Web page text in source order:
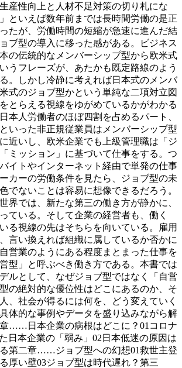
産性向上と人材不足対策の切り札にな
といえば数年前までは長時間労働の是正
たが、労働時間の短縮が急速に進んだ結
ブ型の導入に移った感がある。ビジネス
の伝統的なメンバーシップ型から欧米式
うフレーズが、あたかも既定路線のよう
。しかし冷静に考えれば日本式のメンバ
式のジョブ型かという単純な二項対立図
とらえる視線をゆがめているかがわかる
本人労働者のほぼ四割を占めるパート、
いった非正規従業員はメンバーシップ型
近いし、欧米企業でも上級管理職は「ジ
ミッション」に基づいて仕事をする。つ
イトやインターネット経由で単発の仕事
カーの労働条件を見たら、ジョブ型の未
でないことは容易に想像できるだろう。
界では、新たな第三の働き方が静かに、
ている。そして企業の経営者も、働く
る視線の先はそちらを向いている。雇用
言い換えれば組織に属しているか否かに
営業のようにある程度まとまった仕事を
型」と呼ぶべき働き方である。本書では
ルとして、なぜジョブ型ではなく「自営
の絶対的な優位性はどこにあるのか、そ
、社会が得るには何を、どう変えていく
体的な事例やデータを盛り込みながら解
……日本企業の病根はどこに？01コロナ
日本企業の「弱み」02日本低迷の原因は
第二章……ジョブ型への幻想01救世主登
厚い壁03ジョブ型は時代遅れ？第三